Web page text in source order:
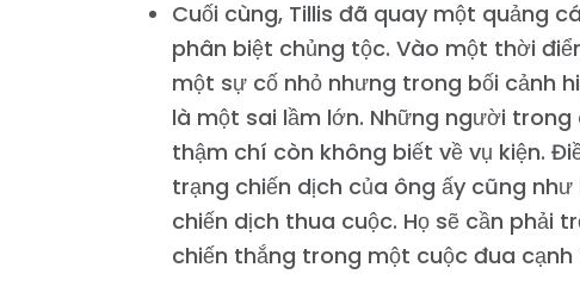
Trang
Shop
Cuối cùng, Tillis đã quay một quảng
phân biệt chủng tộc. Vào một thời
một sự cố nhỏ nhưng trong bối cảnh
là một sai lầm lớn. Những người trong
thậm chí còn không biết về vụ kiện.
trạng chiến dịch của ông ấy cũng
chiến dịch thua cuộc. Họ sẽ cần phải
chiến thắng trong một cuộc đua